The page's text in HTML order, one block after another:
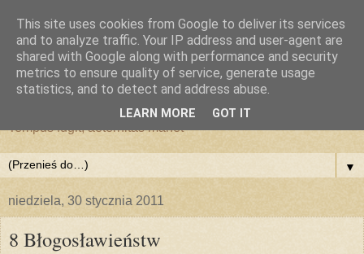
Tempus fugit, aeternitas manet
▼
niedziela, 30 stycznia 2011
8 Błogosławieństw
This site uses cookies from Google to deliver its services
and to analyze traffic. Your IP address and user-agent are
shared with Google along with performance and security
metrics to ensure quality of service, generate usage
statistics, and to detect and address abuse.
LEARN MORE GOT IT